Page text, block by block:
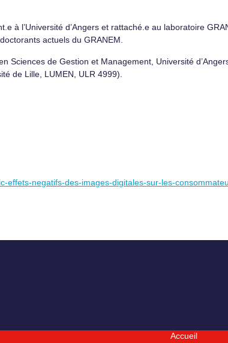
à l’Université d’Angers et rattaché.e au laboratoire
actuels du GRANEM.
Sciences de Gestion et Management, Université
de Lille, LUMEN, ULR 4999).
effets-negatifs-des-images-digitales-sur-les-
Accueil